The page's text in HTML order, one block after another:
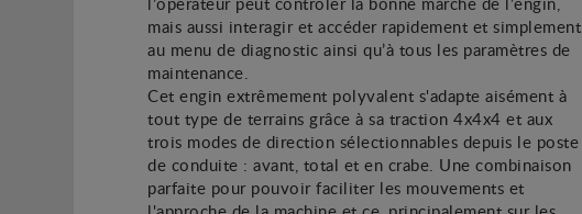
mais aussi interagir et accéder rapidement et simplement
au menu de diagnostic ainsi qu’à tous les paramètres de
maintenance.
Cet engin extrêmement polyvalent s'adapte aisément à
tout type de terrains grâce à sa traction 4x4x4 et aux
trois modes de direction sélectionnables depuis le poste
de conduite : avant, total et en crabe. Une combinaison
parfaite pour pouvoir faciliter les mouvements et